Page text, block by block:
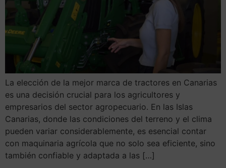
La elección de la mejor marca de tractores en Canarias
es una decisión crucial para los agricultores y
empresarios del sector agropecuario. En las Islas
Canarias, donde las condiciones del terreno y el clima
pueden variar considerablemente, es esencial contar
con maquinaria agrícola que no solo sea eficiente, sino
también confiable y adaptada a las […]